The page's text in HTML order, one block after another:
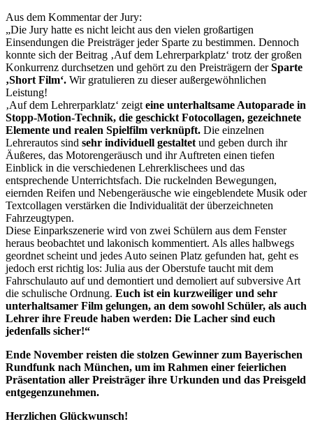
Aus dem Kommentar der Jury:
„Die Jury hatte es nicht leicht aus den vielen großartigen
Einsendungen die Preisträger jeder Sparte zu bestimmen. Dennoch
konnte sich der Beitrag ‚Auf dem Lehrerparkplatz‘ trotz der großen
Konkurrenz durchsetzen und gehört zu den Preisträgern derSparte
‚Short Film‘. Wir gratulieren zu dieser außergewöhnlichen
Leistung!
‚Auf dem Lehrerparklatz‘ zeigt eine unterhaltsame Autoparade in
Stopp-Motion-Technik, die geschickt Fotocollagen, gezeichnete
Elemente und realen Spielfilm verknüpft. Die einzelnen
Lehrerautos sind sehr individuell gestaltet und geben durch ihr
Äußeres, das Motorengeräusch und ihr Auftreten einen tiefen
Einblick in die verschiedenen Lehrerklischees und das
entsprechende Unterrichtsfach. Die ruckelnden Bewegungen,
eiernden Reifen und Nebengeräusche wie eingeblendete Musik oder
Textcollagen verstärken die Individualität der überzeichneten
Fahrzeugtypen.
Diese Einparkszenerie wird von zwei Schülern aus dem Fenster
heraus beobachtet und lakonisch kommentiert. Als alles halbwegs
geordnet scheint und jedes Auto seinen Platz gefunden hat, geht es
jedoch erst richtig los: Julia aus der Oberstufe taucht mit dem
Fahrschulauto auf und demontiert und demoliert auf subversive Art
die schulische Ordnung. Euch ist ein kurzweiliger und sehr
unterhaltsamer Film gelungen, an dem sowohl Schüler, als auch
Lehrer ihre Freude haben werden: Die Lacher sind euch
jedenfalls sicher!“
Ende November reisten die stolzen Gewinner zum Bayerischen
Rundfunk nach München, um im Rahmen einer feierlichen
Präsentation aller Preisträger ihre Urkunden und das Preisgeld
entgegenzunehmen.
Herzlichen Glückwunsch!